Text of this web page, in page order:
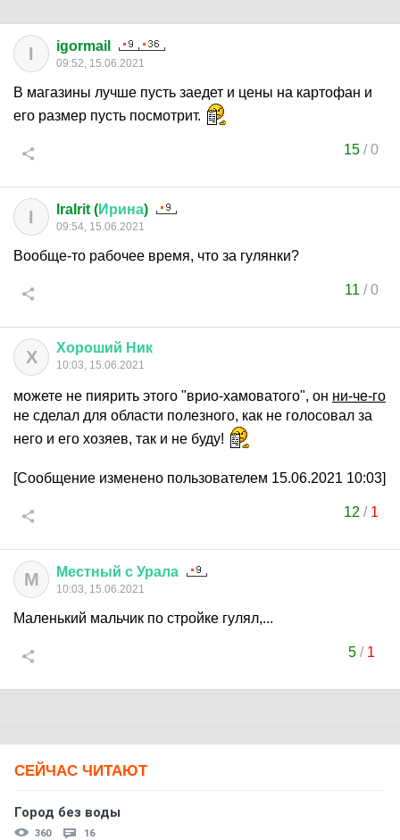
I igormail
09:52, 15.06.2021
В магазины лучше пусть заедет и цены на картофан и
его размер пусть посмотрит.
15 /0
I IraIrit (Ирина)
09:54, 15.06.2021
Вообще-то рабочее время, что за гулянки?
11 /0
Х Хороший Ник
10:03, 15.06.2021
можете не пиярить этого "врио-хамоватого", он ни-че-го
не сделал для области полезного, как не голосовал за
него и его хозяев, так и не буду!
[Сообщение изменено пользователем 15.06.2021 10:03]
12 / 1
М Местный с Урала
10:03, 15.06.2021
Маленький мальчик по стройке гулял,...
5/ 1
СЕЙЧАС ЧИТАЮТ
Город без воды
360 16